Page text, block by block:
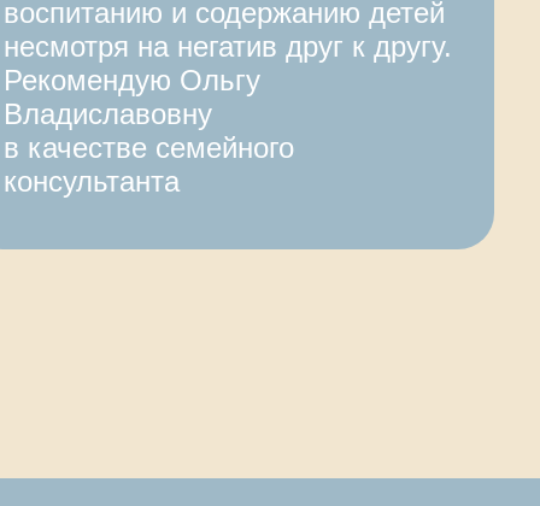
воспитанию и содержанию детей
несмотря на негатив друг к другу.
Рекомендую Ольгу
Владиславовну
в качестве семейного
консультанта